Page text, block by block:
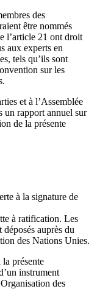
des
être nommés
l’article 21 ont droit
aux experts en
tels qu’ils sont
sur les
et à l’Assemblée
un rapport annuel sur
de la présente
à la signature de
à ratification. Les
auprès du
des Nations Unies.
présente
instrument
des